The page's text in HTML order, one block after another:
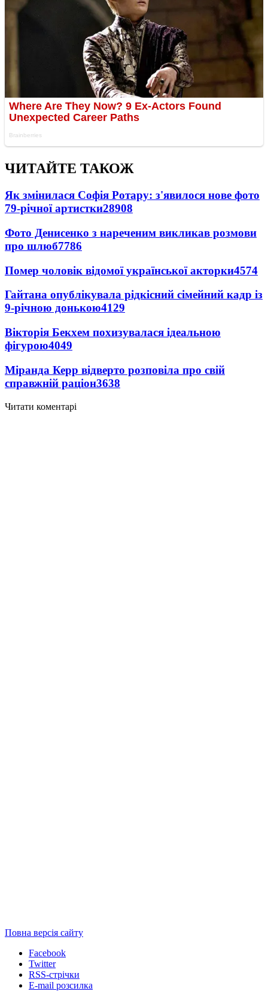
ЧИТАЙТЕ ТАКОЖ
Як змінилася Софія Ротару: з'явилося нове фото
79-річної артистки28908
Фото Денисенко з нареченим викликав розмови
про шлюб7786
Помер чоловік відомої української акторки4574
Гайтана опублікувала рідкісний сімейний кадр із
9-річною донькою4129
Вікторія Бекхем похизувалася ідеальною
фігурою4049
Міранда Керр відверто розповіла про свій
справжній раціон3638
Читати коментарі
Повна версія сайту
Facebook
Twitter
RSS-стрічки
E-mail розсилка